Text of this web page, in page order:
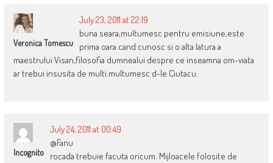
Veronica Tomescu
July 23, 2011 at 22:19
buna seara,multumesc pentru emisiune,este
prima oara cand cunosc si o alta latura a
maestrului Visan,filosofia dumnealui despre ce inseamna om-viata
ar trebui insusita de multi.multumesc d-le Ciutacu.
Incognito
July 24, 2011 at 00:49
@Fanu
rocada trebuie facuta oricum. Mijloacele folosite de